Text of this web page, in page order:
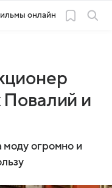
онлайн
Повалий и
моду огромно и